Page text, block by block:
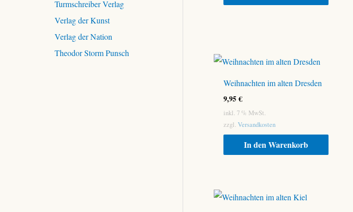
Turmschreiber Verlag
Verlag der Kunst
Verlag der Nation
Theodor Storm Punsch
Weihnachten im alten Dresden
9,95€
inkl. 7 % MwSt.
zzgl. Versandkosten
In den Warenkorb